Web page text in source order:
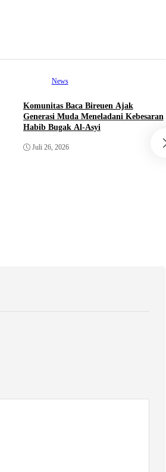
News
Komunitas Baca Bireuen Ajak
Generasi Muda Meneladani Kebesaran
Habib Bugak Al-Asyi
Juli 26, 2026